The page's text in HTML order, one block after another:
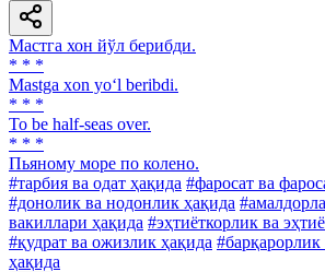
Мастга хон йўл берибди.
* * *
Mastga xon yo‘l beribdi.
* * *
To be half-seas over.
* * *
Пьяному море по колено.
#тарбия ва одат ҳақида #фаросат ва
#донолик ва нодонлик ҳақида
вакиллари ҳақида #эҳтиёткорлик ва
#қудрат ва ожизлик ҳақида
ҳақида